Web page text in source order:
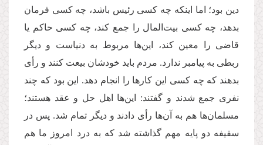
دین بود؛ اما اینکه چه کسی رئیس باشد، چه کسی فرمان
بدهد، چه کسی بیت‌المال را جمع کند، چه کسی حاکم یا
قاضی را معین کند، این‌ها مربوط به دنیاست و دیگر
ربطی به پیامبر ندارد. مردم باید خودشان بیعت کنند و رأی
بدهند که چه کسی این کارها را انجام دهد. این بود که چند
نفری جمع شدند و گفتند: این‌ها اهل حل و عقد هستند؛
مسلمان‌ها هم به آن‌ها رأی دادند و دیگر تمام شد. پس در
سقیفه دو پایه مهم گذاشته شد که به درد امروز ما هم